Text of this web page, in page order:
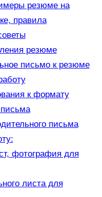
резюме на
правила
резюме
письмо к резюме
к формату
письма
фотография для
листа для